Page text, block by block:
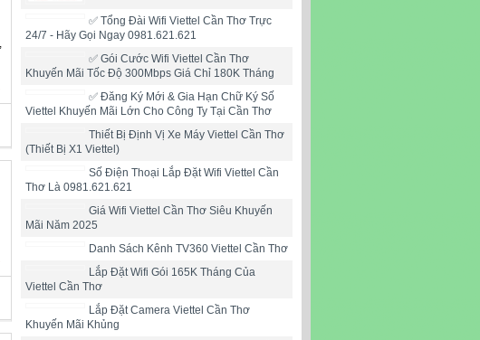
✅ Tổng Đài Wifi Viettel Cần Thơ Trực
24/7 - Hãy Gọi Ngay 0981.621.621
✅ Gói Cước Wifi Viettel Cần Thơ
Khuyến Mãi Tốc Độ 300Mbps Giá Chỉ 180K Tháng
✅‎ Đăng Ký Mới & Gia Hạn Chữ Ký Số
Viettel Khuyến Mãi Lớn Cho Công Ty Tại Cần Thơ
Thiết Bị Định Vị Xe Máy Viettel Cần Thơ
(Thiết Bị X1 Viettel)
Số Điện Thoại Lắp Đặt Wifi Viettel Cần
Thơ Là 0981.621.621
Giá Wifi Viettel Cần Thơ Siêu Khuyến
Mãi Năm 2025
Danh Sách Kênh TV360 Viettel Cần Thơ
Lắp Đặt Wifi Gói 165K Tháng Của
Viettel Cần Thơ
Lắp Đặt Camera Viettel Cần Thơ
Khuyến Mãi Khủng